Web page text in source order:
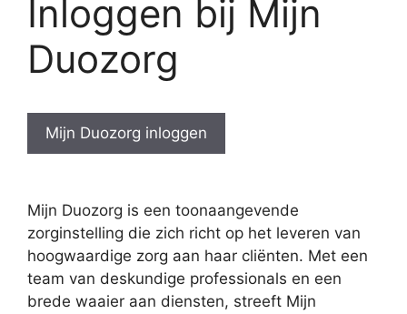
Inloggen bij Mijn
Duozorg
Mijn Duozorg inloggen
Mijn Duozorg is een toonaangevende
zorginstelling die zich richt op het leveren van
hoogwaardige zorg aan haar cliënten. Met een
team van deskundige professionals en een
brede waaier aan diensten, streeft Mijn